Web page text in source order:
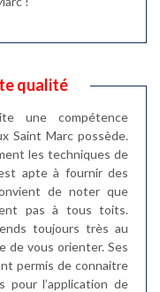
qualité
une compétence
Saint Marc possède.
les techniques de
apte à fournir des
de noter que
pas à tous toits.
toujours très au
de vous orienter. Ses
permis de connaitre
l’application de